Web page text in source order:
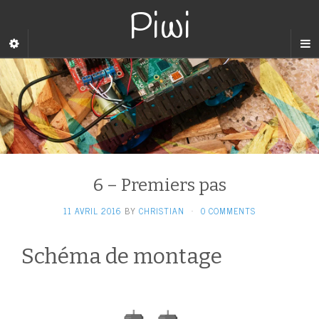
Piwi
6 – Premiers pas
11 AVRIL 2016 BY CHRISTIAN · 0 COMMENTS
Schéma de montage